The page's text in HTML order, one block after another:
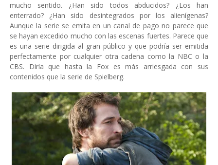
mucho sentido. ¿Han sido todos abducidos? ¿Los han
enterrado? ¿Han sido desintegrados por los alienígenas?
Aunque la serie se emita en un canal de pago no parece que
se hayan excedido mucho con las escenas fuertes. Parece que
es una serie dirigida al gran público y que podría ser emitida
perfectamente por cualquier otra cadena como la NBC o la
CBS. Diría que hasta la Fox es más arriesgada con sus
contenidos que la serie de Spielberg.